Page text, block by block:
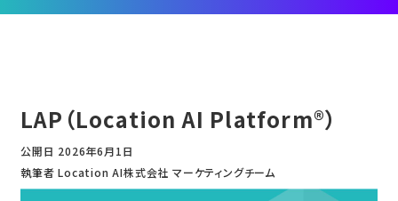
LAP（Location AI Platform®）
公開日 2026年6月1日
執筆者 Location AI株式会社 マーケティングチーム